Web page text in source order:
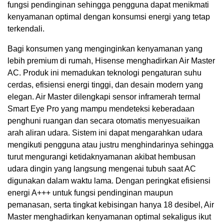
fungsi pendinginan sehingga pengguna dapat menikmati
kenyamanan optimal dengan konsumsi energi yang tetap
terkendali.
Bagi konsumen yang menginginkan kenyamanan yang
lebih premium di rumah, Hisense menghadirkan Air Master
AC. Produk ini memadukan teknologi pengaturan suhu
cerdas, efisiensi energi tinggi, dan desain modern yang
elegan. Air Master dilengkapi sensor inframerah termal
Smart Eye Pro yang mampu mendeteksi keberadaan
penghuni ruangan dan secara otomatis menyesuaikan
arah aliran udara. Sistem ini dapat mengarahkan udara
mengikuti pengguna atau justru menghindarinya sehingga
turut mengurangi ketidaknyamanan akibat hembusan
udara dingin yang langsung mengenai tubuh saat AC
digunakan dalam waktu lama. Dengan peringkat efisiensi
energi A+++ untuk fungsi pendinginan maupun
pemanasan, serta tingkat kebisingan hanya 18 desibel, Air
Master menghadirkan kenyamanan optimal sekaligus ikut